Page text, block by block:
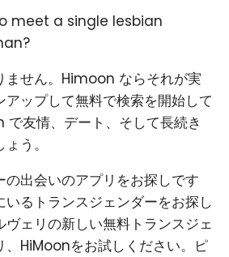
meet a single lesbian
ません。Himoon ならそれが実
ップして無料で検索を開始して
で友情、デート、そして長続き
う。
の出会いのアプリをお探しです
るトランスジェンダーをお探し
ヴェリの新しい無料トランスジェ
、HiMoonをお試しください。ピ